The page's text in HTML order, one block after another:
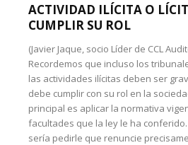
ACTIVIDAD ILÍCITA O
CUMPLIR SU ROL
(Javier Jaque, socio Líder de CCL
Recordemos que incluso los
las actividades ilícitas deben ser
debe cumplir con su rol en la
principal es aplicar la normativa
facultades que la ley le ha
sería pedirle que renuncie